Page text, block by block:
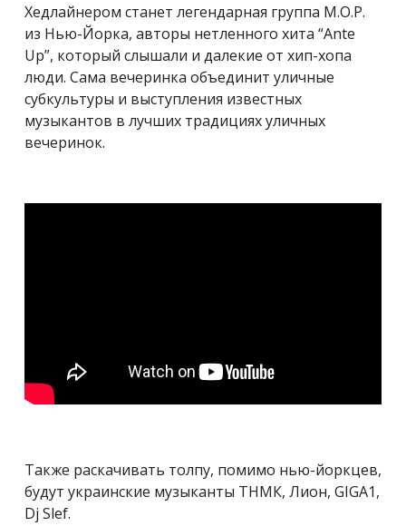
Хедлайнером станет легендарная группа M.O.P.
из Нью-Йорка, авторы нетленного хита “Ante
Up”, который слышали и далекие от хип-хопа
люди. Сама вечеринка объединит уличные
субкультуры и выступления известных
музыкантов в лучших традициях уличных
вечеринок.
Также раскачивать толпу, помимо нью-йоркцев,
будут украинские музыканты ТНМК, Лион, GIGA1,
Dj Slef.